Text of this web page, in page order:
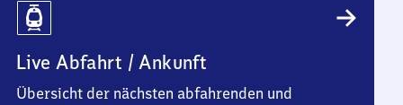
Live Abfahrt / Ankunft
Übersicht der nächsten abfahrenden und